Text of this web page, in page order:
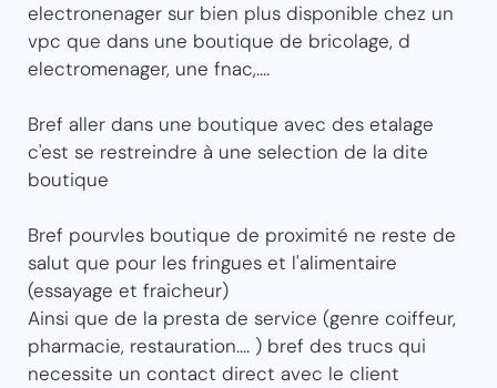
electronenager sur bien plus disponible chez un
vpc que dans une boutique de bricolage, d
electromenager, une fnac,....
Bref aller dans une boutique avec des etalage
c'est se restreindre à une selection de la dite
boutique
Bref pourvles boutique de proximité ne reste de
salut que pour les fringues et l'alimentaire
(essayage et fraicheur)
Ainsi que de la presta de service (genre coiffeur,
pharmacie, restauration.... ) bref des trucs qui
necessite un contact direct avec le client